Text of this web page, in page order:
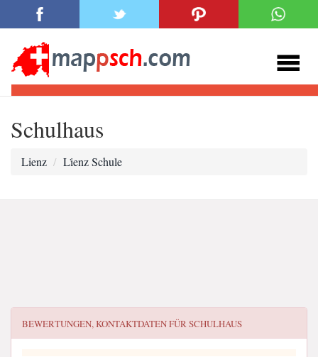
Schulhaus
Lienz Li̇enz Schule
BEWERTUNGEN, KONTAKTDATEN FÜRSCHULHAUS